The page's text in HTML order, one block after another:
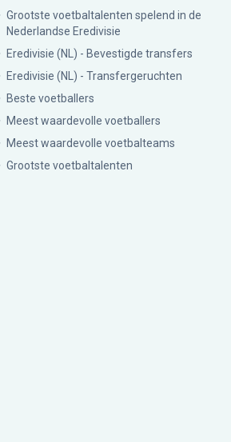
Grootste voetbaltalenten spelend in de
Nederlandse Eredivisie
Eredivisie (NL) - Bevestigde transfers
Eredivisie (NL) - Transfergeruchten
Beste voetballers
Meest waardevolle voetballers
Meest waardevolle voetbalteams
Grootste voetbaltalenten